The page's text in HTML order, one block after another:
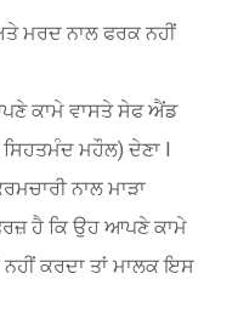
ਮਰਦ ਨਾਲ ਫਰਕ ਨਹੀਂ
ਕਾਮੇ ਵਾਸਤੇ ਸੇਫ ਐਂਡ
ਮਹੌਲ) ਦੇਣਾ l
ਨਾਲ ਮਾੜਾ
ਹੈ ਕਿ ਉਹ ਆਪਣੇ ਕਾਮੇ
ਕਰਦਾ ਤਾਂ ਮਾਲਕ ਇਸ